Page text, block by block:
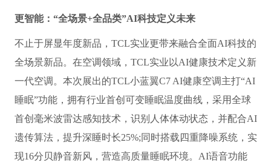
更智能：“全场景+全品类”AI科技定义未来
不止于屏显年度新品，TCL实业更带来融合全面AI科技的
全场景新品。在空调领域，TCL实业以AI健康技术定义新
一代空调。本次展出的TCL小蓝翼C7 AI健康空调主打“AI
睡眠”功能，拥有行业首创可变睡眠温度曲线，采用全球
首创毫米波雷达感知技术，识别人体体动状态，并配合AI
遗传算法，提升深睡时长25%;同时搭载四重降噪系统，实
现16分贝静音新风，营造高质量睡眠环境。AI语音功能